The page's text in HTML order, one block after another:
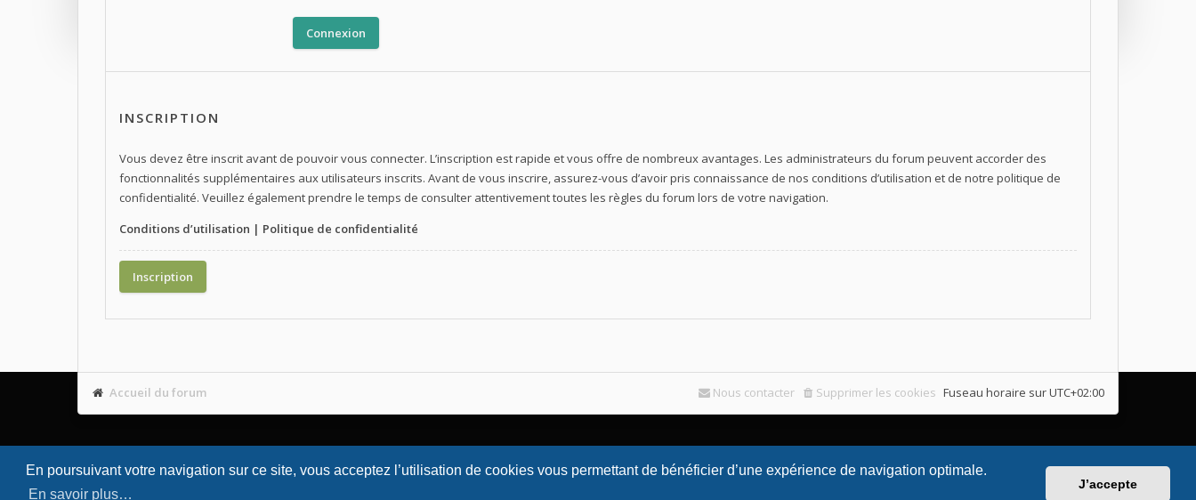
En poursuivant votre navigation sur ce site, vous acceptez l’utilisation de cookies vous permettant de bénéficier d’une expérience de navigation optimale.
En savoir plus…
J’accepte
INSCRIPTION
Vous devez être inscrit avant de pouvoir vous connecter. L’inscription est rapide et vous offre de nombreux avantages. Les administrateurs du forum peuvent accorder des
fonctionnalités supplémentaires aux utilisateurs inscrits. Avant de vous inscrire, assurez-vous d’avoir pris connaissance de nos conditions d’utilisation et de notre politique de
confidentialité. Veuillez également prendre le temps de consulter attentivement toutes les règles du forum lors de votre navigation.
Conditions d’utilisation | Politique de confidentialité
Inscription
Accueil du forum Fuseau horaire surUTC+02:00
Supprimer les cookies
Nous contacter